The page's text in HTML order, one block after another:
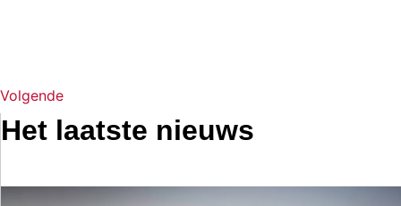
Volgende
Het laatste nieuws